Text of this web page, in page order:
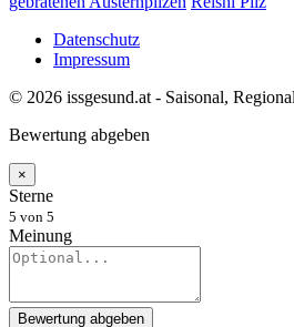
Datenschutz
Impressum
© 2026 issgesund.at - Saisonal,
Bewertung abgeben
×
Sterne
5 von 5
Meinung
Bewertung abgeben